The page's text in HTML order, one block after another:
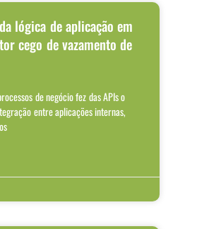
lógica de aplicação em
cego de vazamento de
de negócio fez das APIs o
entre aplicações internas,